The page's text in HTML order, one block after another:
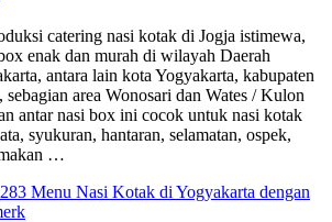
catering nasi kotak di Jogja istimewa,
enak dan murah di wilayah Daerah
antara lain kota Yogyakarta, kabupaten
sebagian area Wonosari dan Wates / Kulon
antar nasi box ini cocok untuk nasi kotak
syukuran, hantaran, selamatan, ospek,
…